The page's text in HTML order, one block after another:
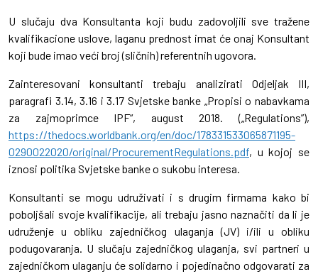
U slučaju dva Konsultanta koji budu zadovoljili sve tražene
kvalifikacione uslove, laganu prednost imat će onaj Konsultant
koji bude imao veći broj (sličnih) referentnih ugovora.
Zainteresovani konsultanti trebaju analizirati Odjeljak III,
paragrafi 3.14, 3.16 i 3.17 Svjetske banke „Propisi o nabavkama
za zajmoprimce IPF“, august 2018. („Regulations”),
https://thedocs.worldbank.org/en/doc/178331533065871195-
0290022020/original/ProcurementRegulations.pdf, u kojoj se
iznosi politika Svjetske banke o sukobu interesa.
Konsultanti se mogu udruživati i s drugim firmama kako bi
poboljšali svoje kvalifikacije, ali trebaju jasno naznačiti da li je
udruženje u obliku zajedničkog ulaganja (JV) i/ili u obliku
podugovaranja. U slučaju zajedničkog ulaganja, svi partneri u
zajedničkom ulaganju će solidarno i pojedinačno odgovarati za